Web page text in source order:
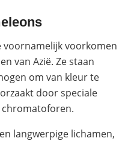
voornamelijk voorkomen
van Azië. Ze staan
om van kleur te
door speciale
langwerpige lichamen,